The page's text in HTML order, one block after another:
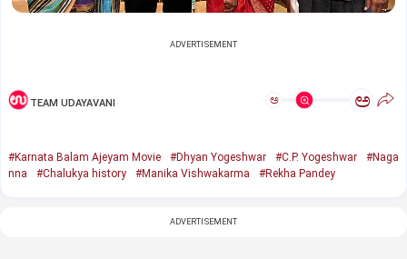
ADVERTISEMENT
TEAM UDAYAVANI ಅ ಅ
#Karnata Balam Ajeyam Movie #Dhyan Yogeshwar #C.P. Yogeshwar
#Naga
nna
#Chalukya history #Manika Vishwakarma #Rekha Pandey
ADVERTISEMENT